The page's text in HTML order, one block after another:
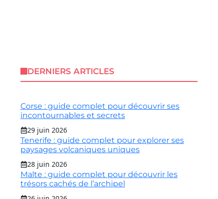
DERNIERS ARTICLES
Corse : guide complet pour découvrir ses
incontournables et secrets
29 juin 2026
Tenerife : guide complet pour explorer ses
paysages volcaniques uniques
28 juin 2026
Malte : guide complet pour découvrir les
trésors cachés de l’archipel